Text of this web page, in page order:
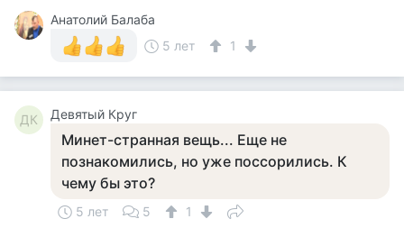
Анатолий Балаба
5 лет
1
ДК Девятый Круг
Минет-странная вещь... Еще не
познакомились, но уже поссорились. К
чему бы это?
5 лет 5 1